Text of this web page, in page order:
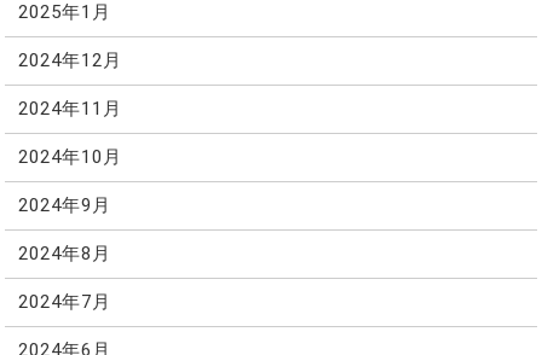
2025年1月
2024年12月
2024年11月
2024年10月
2024年9月
2024年8月
2024年7月
2024年6月